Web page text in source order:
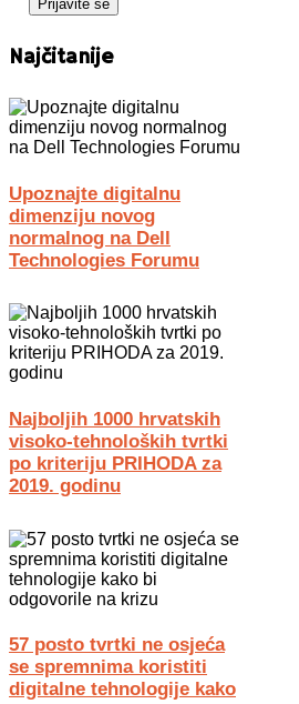
Najčitanije
Upoznajte digitalnu
dimenziju novog
normalnog na Dell
Technologies Forumu
Najboljih 1000 hrvatskih
visoko-tehnoloških tvrtki
po kriteriju PRIHODA za
2019. godinu
57 posto tvrtki ne osjeća
se spremnima koristiti
digitalne tehnologije kako